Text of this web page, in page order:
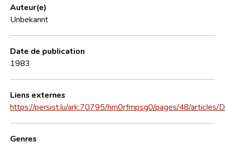
Auteur(e)
Unbekannt
Date de publication
1983
Liens externes
https://persist.lu/ark:70795/hm0rfmpsg0/pages/48/articles/
Genres